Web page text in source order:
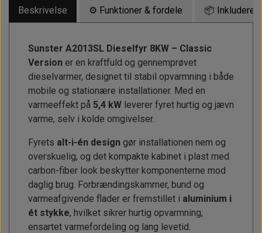
Beskrivelse ⚙️ Funktioner & fordele 📦 Inkluderet
Sunster A2013SL Dieselfyr 8KW – Classic
Version er en kraftfuld og gennemprøvet
dieselvarmer, designet til stabil opvarmning i både
mobile og stationære installationer. Med en
varmeeffekt på 5,4 kW leverer fyret hurtig og jævn
varme, selv i kolde omgivelser.
Fyrets alt-i-én design gør installationen nem og
overskuelig, og det kompakte kabinet i plast med
carbon-fiber look beskytter komponenterne mod
daglig brug. Forbrændingskammer, bund og
varmeafgivende flader er fremstillet i aluminium i
ét stykke, hvilket sikrer hurtig opvarmning,
ensartet varmefordeling og lang levetid.